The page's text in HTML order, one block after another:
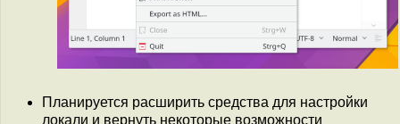
Планируется расширить средства для настройки
локали и вернуть некоторые возможности